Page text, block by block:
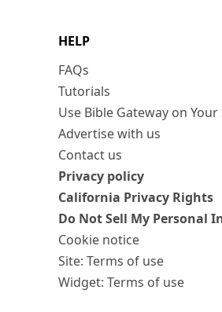
HELP
FAQs
Tutorials
Use Bible Gateway on Your
Advertise with us
Contact us
Privacy policy
California Privacy Rights
Do Not Sell My Personal
Cookie notice
Site: Terms of use
Widget: Terms of use